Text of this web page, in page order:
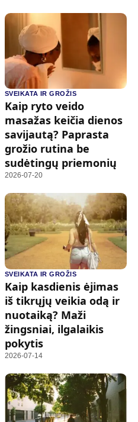
SVEIKATA IR GROŽIS
Kaip ryto veido
masažas keičia dienos
savijautą? Paprasta
grožio rutina be
sudėtingų priemonių
2026-07-20
SVEIKATA IR GROŽIS
Kaip kasdienis ėjimas
iš tikrųjų veikia odą ir
nuotaiką? Maži
žingsniai, ilgalaikis
pokytis
2026-07-14